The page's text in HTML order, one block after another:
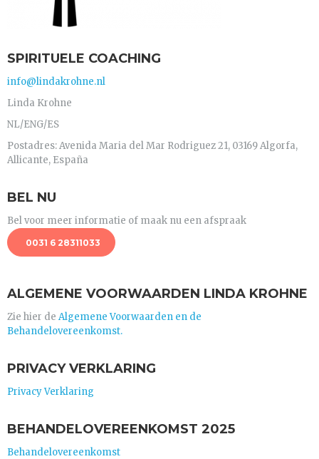
SPIRITUELE COACHING
info@lindakrohne.nl
Linda Krohne
NL/ENG/ES
Postadres: Avenida Maria del Mar Rodriguez 21, 03169 Algorfa,
Allicante, España
BEL NU
Bel voor meer informatie of maak nu een afspraak
0031 6 28311033
ALGEMENE VOORWAARDEN LINDA KROHNE
Zie hier de Algemene Voorwaarden en de
Behandelovereenkomst.
PRIVACY VERKLARING
Privacy Verklaring
BEHANDELOVEREENKOMST 2025
Behandelovereenkomst